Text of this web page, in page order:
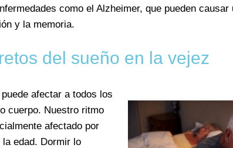
como el Alzheimer, que pueden causar
y la memoria.
del sueño en la vejez
afectar a todos los
cuerpo. Nuestro ritmo
afectado por
edad. Dormir lo